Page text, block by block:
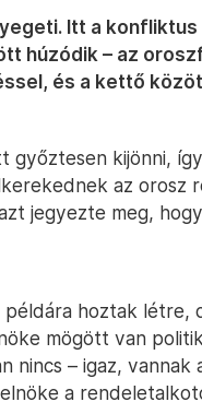
Itt a konfliktus
húzódik – az
és a kettő
győztesen kijönni,
az orosz
jegyezte meg,
példára hoztak létre,
mögött van
nincs – igaz, vannak
a